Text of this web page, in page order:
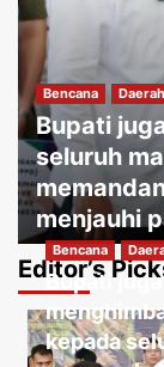
Bencana Daerah
Bupati
seluruh
menjauhi
Jakartakoma
Editor’s
Bencana
Bupati juga
kepada
3